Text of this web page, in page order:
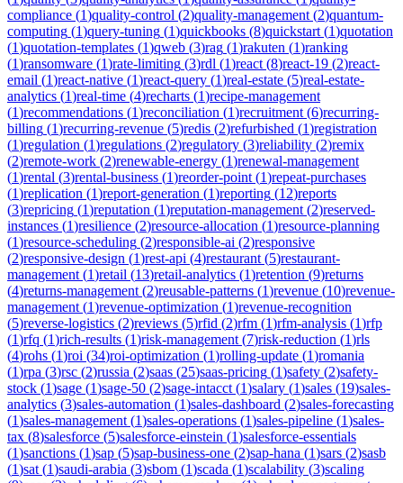
compliance (1)quality-control (2)quality-management (2)quantum-
computing (1)query-tuning (1)quickbooks (8)quickstart (1)quotation
(1)quotation-templates (1)qweb (3)rag (1)rakuten (1)ranking
(1)ransomware (1)rate-limiting (3)rdl (1)react (8)react-19 (2)react-
email (1)react-native (1)react-query (1)real-estate (5)real-estate-
analytics (1)real-time (4)recharts (1)recipe-management
(1)recommendations (1)reconciliation (1)recruitment (6)recurring-
billing (1)recurring-revenue (5)redis (2)refurbished (1)registration
(1)regulation (1)regulations (2)regulatory (3)reliability (2)remix
(2)remote-work (2)renewable-energy (1)renewal-management
(1)rental (3)rental-business (1)reorder-point (1)repeat-purchases
(1)replication (1)report-generation (1)reporting (12)reports
(3)repricing (1)reputation (1)reputation-management (2)reserved-
instances (1)resilience (2)resource-allocation (1)resource-planning
(1)resource-scheduling (2)responsible-ai (2)responsive
(2)responsive-design (1)rest-api (4)restaurant (5)restaurant-
management (1)retail (13)retail-analytics (1)retention (9)returns
(4)returns-management (2)reusable-patterns (1)revenue (10)revenue-
management (1)revenue-optimization (1)revenue-recognition
(5)reverse-logistics (2)reviews (5)rfid (2)rfm (1)rfm-analysis (1)rfp
(1)rfq (1)rich-results (1)risk-management (7)risk-reduction (1)rls
(4)rohs (1)roi (34)roi-optimization (1)rolling-update (1)romania
(1)rpa (3)rsc (2)russia (2)saas (25)saas-pricing (1)safety (2)safety-
stock (1)sage (1)sage-50 (2)sage-intacct (1)salary (1)sales (19)sales-
analytics (3)sales-automation (1)sales-dashboard (2)sales-forecasting
(1)sales-management (1)sales-operations (1)sales-pipeline (1)sales-
tax (8)salesforce (5)salesforce-einstein (1)salesforce-essentials
(1)sanctions (1)sap (5)sap-business-one (2)sap-hana (1)sars (2)sasb
(1)sat (1)saudi-arabia (3)sbom (1)scada (1)scalability (3)scaling